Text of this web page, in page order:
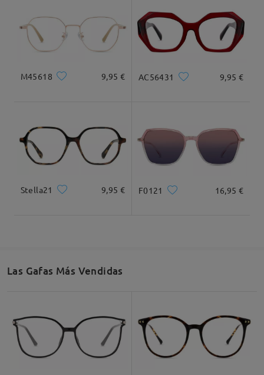
Dimensiones
Ancho Total
143mm/ 5.63plg.
Longitud de Patillas
144mm/ 5.67plg.
Llegado
M45618 9,95 € AC56431 9,95 €
Stella21 9,95 € F0121 16,95 €
Las Gafas Más Vendidas